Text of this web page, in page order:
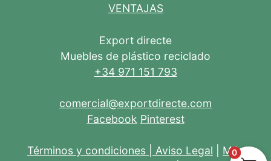
VENTAJAS
Export directe
Muebles de plástico reciclado
+34 971 151 793
comercial@exportdirecte.com
Facebook Pinterest
Términos y condiciones Aviso Legal
Más
0